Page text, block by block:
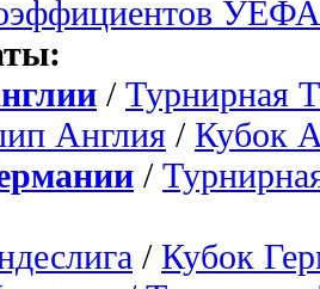
УЕФА
/ Турнирная
Англия / Кубок
/
/ Кубок